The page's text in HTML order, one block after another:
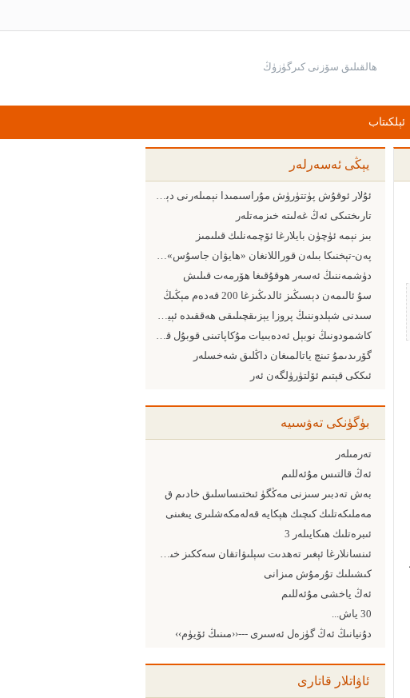
ئېلكىتاب
يېڭى ئەسەرلەر
ئۇلار ئوقۇش پۈتتۈرۈش مۇراسىمىدا نېمىلەرنى دېدى
تارىختىكى ئەڭ غەلىتە خىزمەتلەر
بىز نېمە ئۈچۈن بايلارغا ئۆچمەنلىك قىلىمىز
پەن-تېخنىكا بىلەن قوراللانغان «ھايۋان جاسۇس» لارنى بوش چاغلىماڭ
دۈشمەننىڭ ئەسەر ھوقۇقىغا ھۆرمەت قىلىش
سۇ ئالىمەن دېسىڭىز ئالدىڭىزغا 200 قەدەم مېڭىڭ
سىدنى شېلدوننىڭ پروزا يېزىقچىلىقى ھەققىدە ئېيتقانلىرى
كاشمودونىڭ نوبېل ئەدەبىيات مۇكاپاتىنى قوبۇل قىلىش مۇراسىمىدا سۆزلىگەن سۆزى
گۆرىدىمۇ تىنچ ياتالمىغان داڭلىق شەخسلەر
ئىككى قېتىم ئۆلتۈرۈلگەن ئەر
بۈگۈنكى تەۋسىيە
تەرمىلەر
ئەڭ قالتىس مۇئەللىم
بەش تەدبىر سىزنى مەڭگۈ ئىختىساسلىق خادىم ق
مەملىكەتلىك كىچىك ھېكايە قەلەمكەشلىرى يىغىنى
ئىبرەتلىك ھىكايىلەر 3
ئىنسانلارغا ئېغىر تەھدىت سېلىۋاتقان سەككىز خىل تەبىئىي ئاپەت
كىشىلىك تۇرمۇش مىزانى
ئەڭ ياخشى مۇئەللىم
30 ياش...
دۇنيانىڭ ئەڭ گۈزەل ئەسىرى ---‹‹مىنىڭ ئۆيۈم››
ئاۋاتلار قاتارى